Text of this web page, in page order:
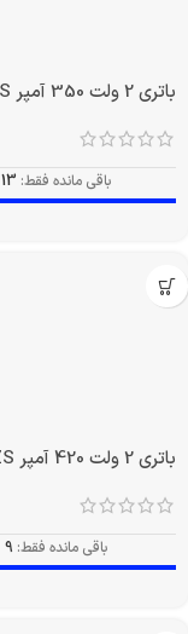
باتری 2 ولت 350 آمپر OPZS
باقی مانده فقط: 13
باتری 2 ولت 420 آمپر OPZS
باقی مانده فقط: 9